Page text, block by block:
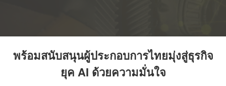
พร้อมสนับสนุนผู้ประกอบการไทยมุ่งสู่ธุรกิจ
ยุค AI ด้วยความมั่นใจ